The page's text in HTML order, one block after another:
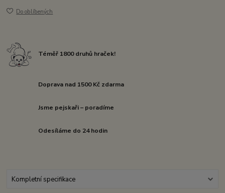
Do oblíbených
Téměř 1800 druhů hraček!
Doprava nad 1500 Kč zdarma
Jsme pejskaři – poradíme
Odesíláme do 24 hodin
Kompletní specifikace